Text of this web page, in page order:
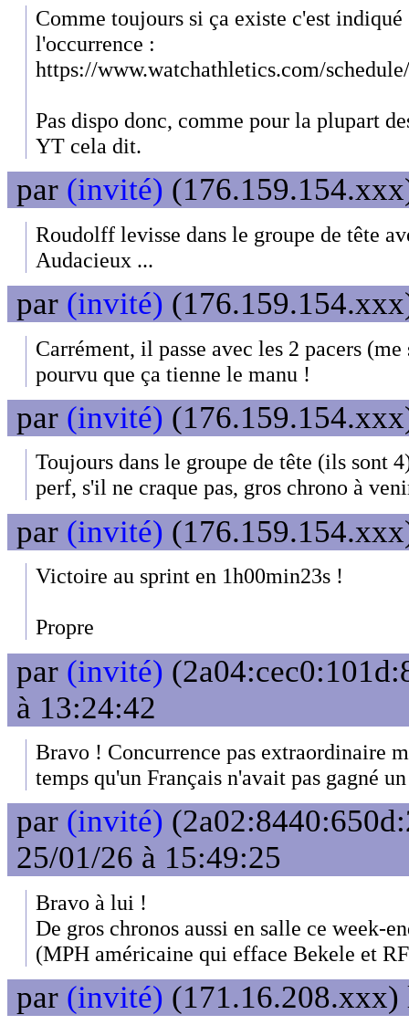
Comme toujours si ça existe c'est
l'occurrence :
https://www.watchathletics.com/
Pas dispo donc, comme pour la plupart
YT cela dit.
par (invité)
Roudolff levisse dans le groupe de tête
Audacieux ...
par (invité)
Carrément, il passe avec les 2 pacers
pourvu que ça tienne le manu !
par (invité)
Toujours dans le groupe de tête (ils sont
perf, s'il ne craque pas, gros chrono à
par (invité)
Victoire au sprint en 1h00min23s !
Propre
par (invité)
à 13:24:42
Bravo ! Concurrence pas extraordinaire
temps qu'un Français n'avait pas gagné
par (invité)
25/01/26 à 15:49:25
Bravo à lui !
De gros chronos aussi en salle ce week-
(MPH américaine qui efface Bekele et
par (invité) (171.16.208.xxx)